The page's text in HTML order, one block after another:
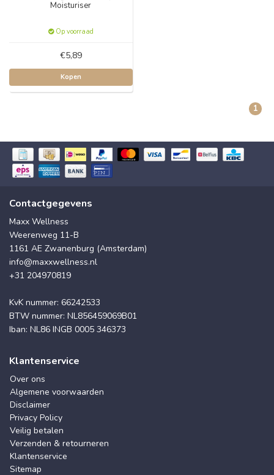
Moisturiser
Op voorraad
€5,89
Kopen
1
Contactgegevens
Maxx Wellness
Weerenweg 11-B
1161 AE Zwanenburg (Amsterdam)
info@maxxwellness.nl
+31 204970819
KvK nummer: 66242533
BTW nummer: NL856459069B01
Iban: NL86 INGB 0005 346373
Klantenservice
Over ons
Algemene voorwaarden
Disclaimer
Privacy Policy
Veilig betalen
Verzenden & retourneren
Klantenservice
Sitemap